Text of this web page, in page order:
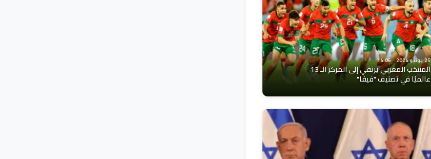
25 يونيو 2024 14:06
المنتخب المغربي يرتقي إلى المركز الـ 13
عالميًا في تصنيف "فيفا"